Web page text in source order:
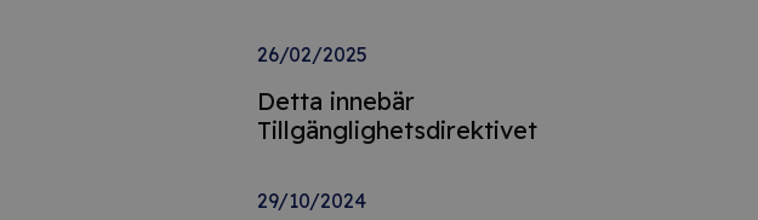
26/02/2025
Detta innebär
Tillgänglighetsdirektivet
29/10/2024